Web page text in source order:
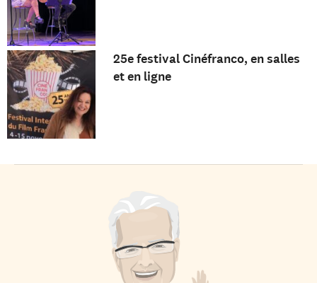
25e festival Cinéfranco, en salles
et en ligne